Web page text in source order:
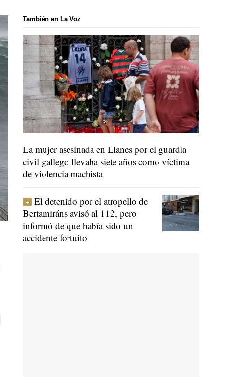
También en La Voz
La mujer asesinada en Llanes por el guardia
civil gallego llevaba siete años como víctima
de violencia machista
El detenido por el atropello de
Bertamiráns avisó al 112, pero
informó de que había sido un
accidente fortuito